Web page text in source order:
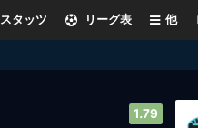
他
リーグ表
スタッツ
1.79